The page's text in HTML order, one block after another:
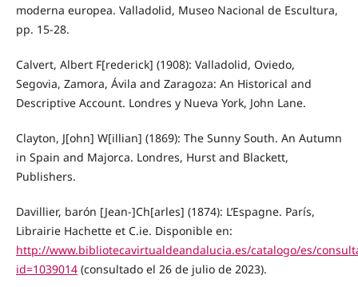
moderna europea. Valladolid, Museo Nacional de Escultura,
pp. 15-28.
Calvert, Albert F[rederick] (1908): Valladolid, Oviedo,
Segovia, Zamora, Ávila and Zaragoza: An Historical and
Descriptive Account. Londres y Nueva York, John Lane.
Clayton, J[ohn] W[illian] (1869): The Sunny South. An Autumn
in Spain and Majorca. Londres, Hurst and Blackett,
Publishers.
Davillier, barón [Jean-]Ch[arles] (1874): L’Espagne. París,
Librairie Hachette et C.ie. Disponible en:
http://www.bibliotecavirtualdeandalucia.es/catalogo/es/
id=1039014(consultado el 26 de julio de 2023).